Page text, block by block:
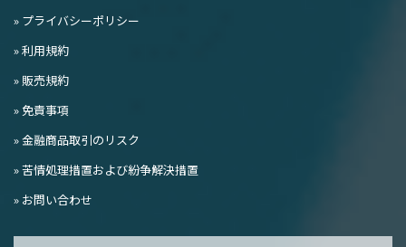
» プライバシーポリシー
» 利用規約
» 販売規約
» 免責事項
» 金融商品取引のリスク
» 苦情処理措置および紛争解決措置
» お問い合わせ